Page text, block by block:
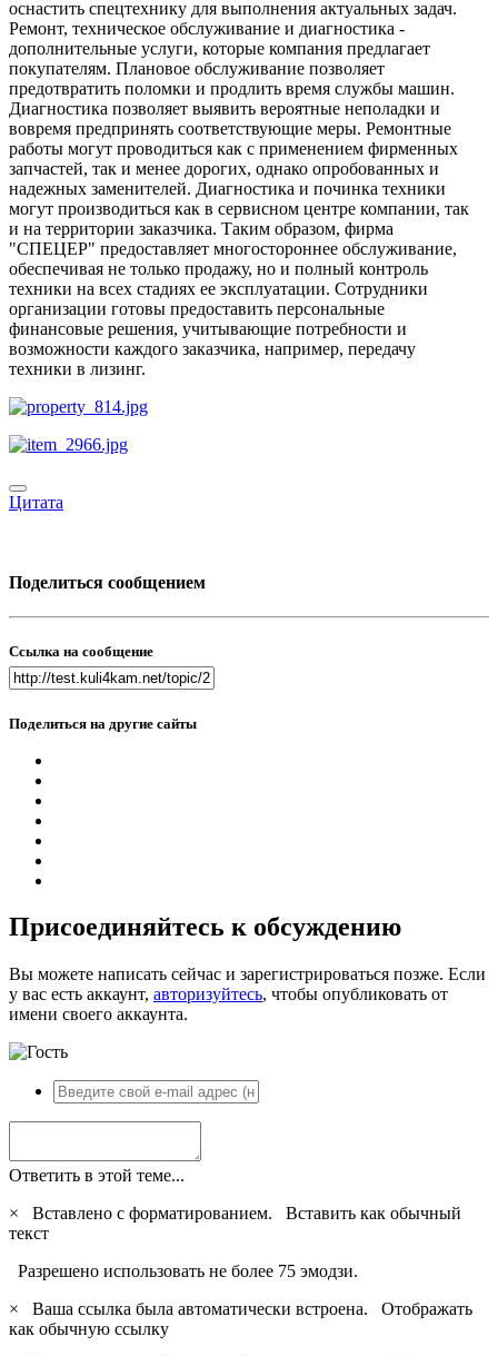
оснастить спецтехнику для выполнения актуальных задач.
Ремонт, техническое обслуживание и диагностика -
дополнительные услуги, которые компания предлагает
покупателям. Плановое обслуживание позволяет
предотвратить поломки и продлить время службы машин.
Диагностика позволяет выявить вероятные неполадки и
вовремя предпринять соответствующие меры. Ремонтные
работы могут проводиться как с применением фирменных
запчастей, так и менее дорогих, однако опробованных и
надежных заменителей. Диагностика и починка техники
могут производиться как в сервисном центре компании, так
и на территории заказчика. Таким образом, фирма
"СПЕЦЕР" предоставляет многостороннее обслуживание,
обеспечивая не только продажу, но и полный контроль
техники на всех стадиях ее эксплуатации. Сотрудники
организации готовы предоставить персональные
финансовые решения, учитывающие потребности и
возможности каждого заказчика, например, передачу
техники в лизинг.
Цитата
Поделиться сообщением
Ссылка на сообщение
Поделиться на другие сайты
Присоединяйтесь к обсуждению
Вы можете написать сейчас и зарегистрироваться позже. Если
у вас есть аккаунт, авторизуйтесь, чтобы опубликовать от
имени своего аккаунта.
Ответить в этой теме...
×
Вставлено с форматированием. Вставить как обычный
текст
Разрешено использовать не более 75 эмодзи.
×
Ваша ссылка была автоматически встроена. Отображать
как обычную ссылку